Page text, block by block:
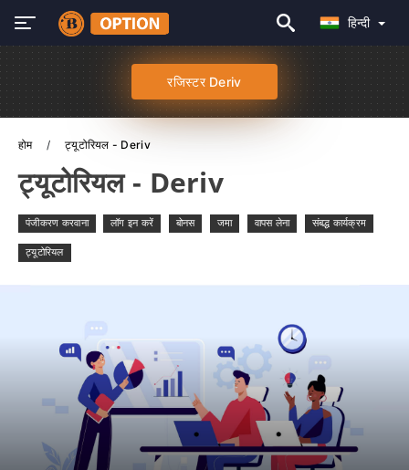
हिन्दी
रजिस्टर Deriv
होम ट्यूटोरियल - Deriv
ट्यूटोरियल - Deriv
पंजीकरण करवाना लॉग इन करें बोनस जमा वापस लेना संबद्ध कार्यक्रम
ट्यूटोरियल